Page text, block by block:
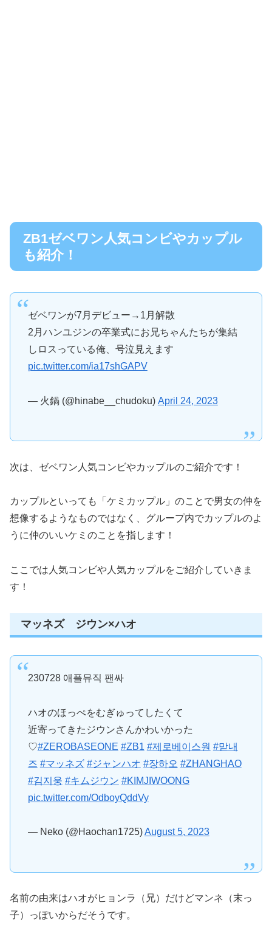
ZB1ゼベワン人気コンビやカップル
も紹介！
ゼベワンが7月デビュー→1月解散
2月ハンユジンの卒業式にお兄ちゃんたちが集結
しロスっている俺、号泣見えます
pic.twitter.com/ia17shGAPV
— 火鍋 (@hinabe__chudoku) April 24, 2023
次は、ゼベワン人気コンビやカップルのご紹介です！
カップルといっても「ケミカップル」のことで男女の仲を
想像するようなものではなく、グループ内でカップルのよ
うに仲のいいケミのことを指します！
ここでは人気コンビや人気カップルをご紹介していきま
す！
マッネズ ジウン×ハオ
230728 애플뮤직 팬싸
ハオのほっぺをむぎゅってしたくて
近寄ってきたジウンさんかわいかった
♡#ZEROBASEONE #ZB1 #제로베이스원 #맏내
즈 #マッネズ #ジャンハオ #장하오 #ZHANGHAO
#김지웅 #キムジウン #KIMJIWOONG
pic.twitter.com/OdboyQddVy
— Neko (@Haochan1725)August 5, 2023
名前の由来はハオがヒョンラ（兄）だけどマンネ（末っ
子）っぽいからだそうです。